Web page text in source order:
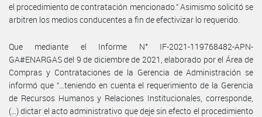
el procedimiento de contratación mencionado.” Asimismo solicitó se
arbitren los medios conducentes a fin de efectivizar lo requerido.
Que mediante el Informe N° IF-2021-119768482-APN-
GA#ENARGAS del 9 de diciembre de 2021, elaborado por el Área de
Compras y Contrataciones de la Gerencia de Administración se
informó que “…teniendo en cuenta el requerimiento de la Gerencia
de Recursos Humanos y Relaciones Institucionales, corresponde,
(…) dictar el acto administrativo que deje sin efecto el procedimiento